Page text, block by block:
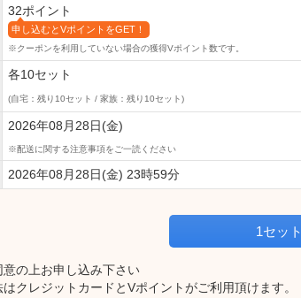
32ポイント
申し込むとVポイントをGET！
※クーポンを利用していない場合の獲得Vポイント数です。
各10セット
(自宅：残り10セット / 家族：残り10セット)
2026年08月28日(金)
配送に関する注意事項をご一読ください
2026年08月28日(金) 23時59分
1セット
意の上お申し込み下さい
クレジットカードとVポイントがご利用頂けます。